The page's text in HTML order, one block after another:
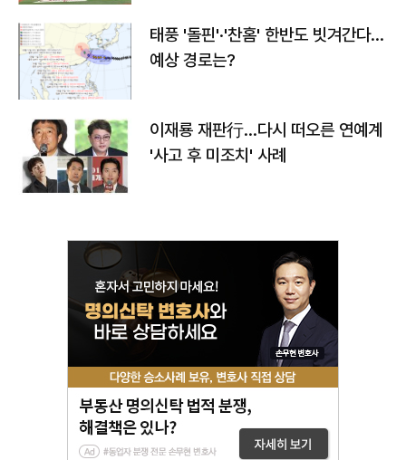
태풍 '돌핀'·'찬홈' 한반도 빗겨간다…
예상 경로는?
이재룡 재판行…다시 떠오른 연예계
'사고 후 미조치' 사례